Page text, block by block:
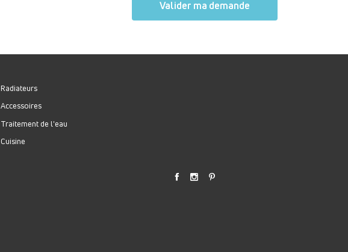
Radiateurs
Accessoires
Traitement de l'eau
Cuisine